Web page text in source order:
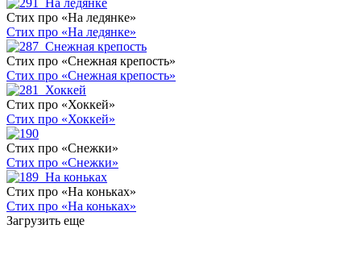
Стих про «На ледянке»
Стих про «На ледянке»
Стих про «Снежная крепость»
Стих про «Снежная крепость»
Стих про «Хоккей»
Стих про «Хоккей»
Стих про «Снежки»
Стих про «Снежки»
Стих про «На коньках»
Стих про «На коньках»
Загрузить еще